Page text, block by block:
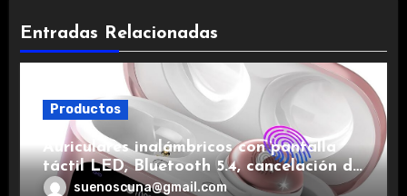
Entradas Relacionadas
Productos
Auriculares inalámbricos con pantalla
táctil LED, Bluetooth 5.4, cancelación de
ruido, impermeables y de larga duración.
suenoscuna@gmail.com